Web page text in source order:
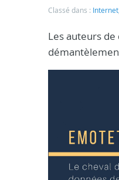
Classé dans : Internet
Les auteurs